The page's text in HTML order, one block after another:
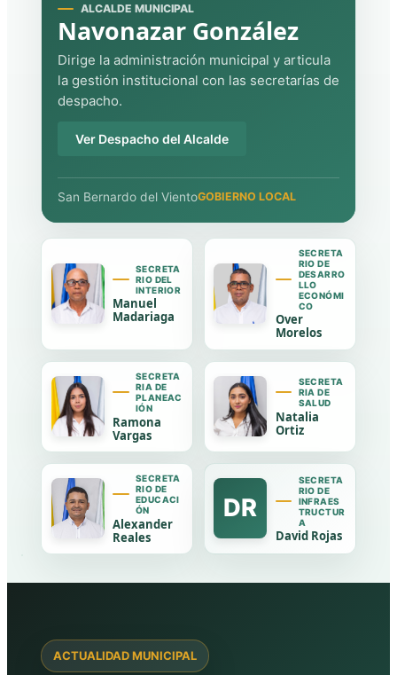
ALCALDE MUNICIPAL
Navonazar González
Dirige la administración municipal y articula
la gestión institucional con las secretarías de
despacho.
Ver Despacho del Alcalde
San Bernardo del VientoGOBIERNO LOCAL
SECRETA
RIO DEL
INTERIOR
Manuel
Madariaga
SECRETA
RIO DE
DESARRO
LLO
ECONÓMI
CO
Over
Morelos
SECRETA
RIA DE
PLANEAC
IÓN
Ramona
Vargas
SECRETA
RIA DE
SALUD
Natalia
Ortiz
SECRETA
RIO DE
EDUCACI
ÓN
Alexander
Reales
DR
SECRETA
RIO DE
INFRAES
TRUCTUR
A
David Rojas
ACTUALIDAD MUNICIPAL